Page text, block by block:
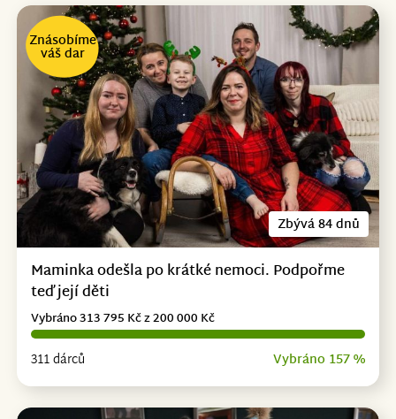
Zbývá 84 dnů
Znásobíme
váš dar
Maminka odešla po krátké nemoci. Podpořme
teď její děti
311 dárců Vybráno 157 %
Vybráno 313 795 Kč z 200 000 Kč